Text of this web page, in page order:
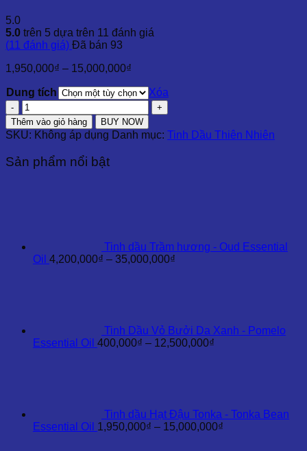
5.0
5.0 trên 5 dựa trên 11 đánh giá
(11 đánh giá) Đã bán 93
1,950,000₫ – 15,000,000₫
từ
1,950,000₫
đến
15,000,000₫
Dung tích
Xóa
Tinh
Dầu
Vỏ
Cây
Massoia
-
Thêm vào giỏ hàng BUY NOW
SKU: Không áp dụng Danh mục: Tinh Dầu Thiên Nhiên
Sản phẩm nổi bật
Tinh dầu Trầm hương - Oud Essential
Oil 4,200,000₫ – 35,000,000₫
Tinh Dầu Vỏ Bưởi Da Xanh - Pomelo
Essential Oil 400,000₫ – 12,500,000₫
Tinh dầu Hạt Đậu Tonka - Tonka Bean
Essential Oil 1,950,000₫ – 15,000,000₫